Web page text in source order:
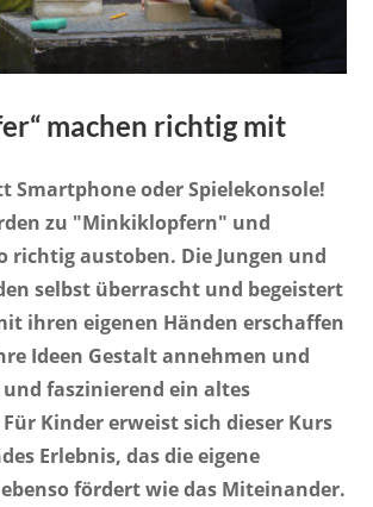
machen richtig mit
Smartphone oder Spielekonsole!
zu "Minkiklopfern" und
richtig austoben. Die Jungen und
selbst überrascht und begeistert
ihren eigenen Händen erschaffen
Ideen Gestalt annehmen und
faszinierend ein altes
Kinder erweist sich dieser Kurs
Erlebnis, das die eigene
fördert wie das Miteinander.